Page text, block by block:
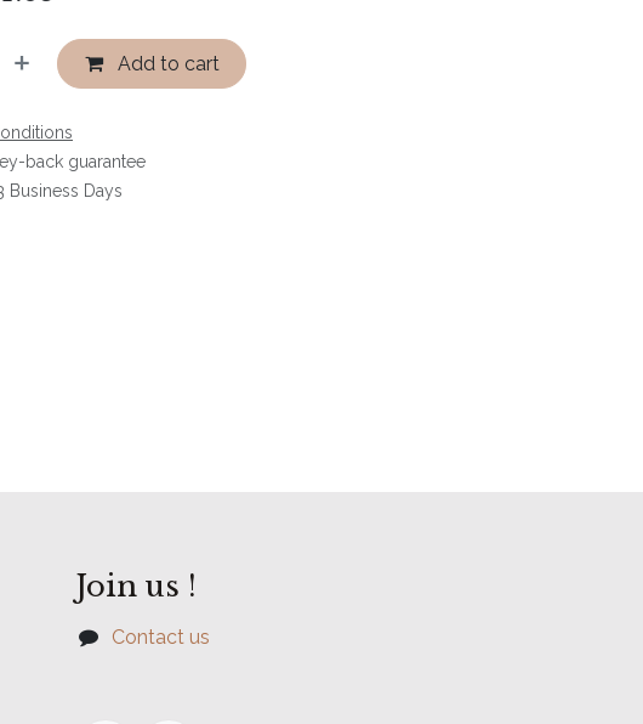
Add to cart
back guarantee
Business Days
Join us !
Contact us